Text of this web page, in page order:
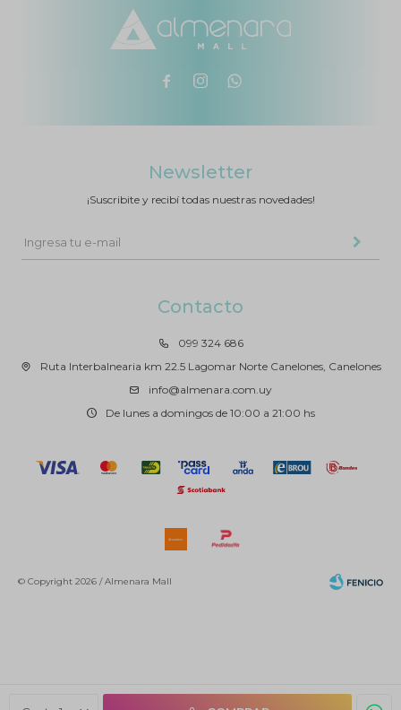
  
Contacto
099 324 686
Ruta Interbalnearia km 22.5 Lagomar Norte Canelones, Canelones
info@almenara.com.uy
De lunes a domingos de 10:00 a 21:00 hs
Newsletter
¡Suscribite y recibí todas nuestras novedades!
© Copyright 2026 / Almenara Mall